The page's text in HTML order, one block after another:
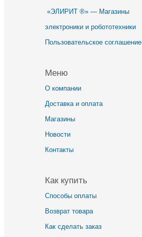
«ЭЛИРИТ ®» — Магазины
электроники и робототехники
Пользовательское соглашение
Меню
О компании
Доставка и оплата
Магазины
Новости
Контакты
Как купить
Способы оплаты
Возврат товара
Как сделать заказ